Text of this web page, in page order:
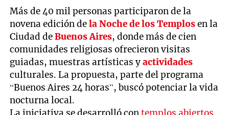
Más de 40 mil personas participaron de la
novena edición dela Noche de los Templosen la
Ciudad deBuenos Aires, donde más de cien
comunidades religiosas ofrecieron visitas
guiadas, muestras artísticas yactividades
culturales. La propuesta, parte del programa
“Buenos Aires 24 horas”, buscó potenciar la vida
nocturna local.
La iniciativa se desarrolló contemplos abiertos